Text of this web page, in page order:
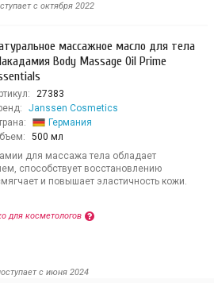
c октября 2022
массажное масло для тела
Body Massage Oil Prime
27383
Janssen Cosmetics
Германия
500 мл
для массажа тела обладает
способствует восстановлению
и повышает эластичность кожи.
для косметологов
c июня 2024